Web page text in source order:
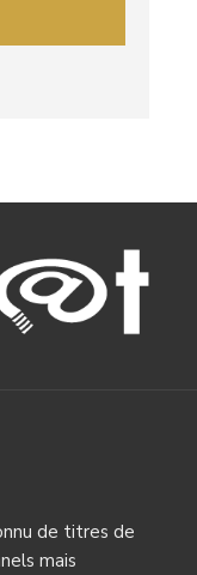
de titres de
mais